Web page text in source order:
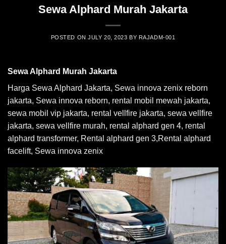
Sewa Alphard Murah Jakarta
POSTED ONJULY 20, 2023 BY RAJADM-001
Sewa Alphard Murah Jakarta
Harga Sewa Alphard Jakarta, Sewa innova zenix reborn
jakarta, Sewa innova reborn, rental mobil mewah jakarta,
sewa mobil vip jakarta, rental vellfire jakarta, sewa vellfire
jakarta, sewa vellfire murah, rental alphard gen 4, rental
alphard transformer, Rental alphard gen 3,Rental alphard
facelift, Sewa innova zenix